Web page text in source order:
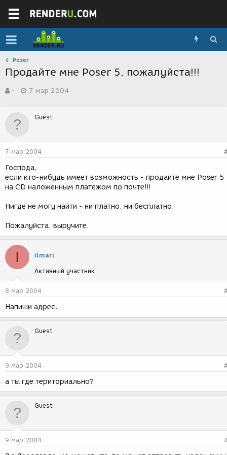
Poser
Продайте мне Poser 5, пожалуйста!!!
в
р
-
а
д
н
и
я
7 мар 2004
Guest
7 мар 2004
Господа,
если кто-нибудь имеет возможность - продайте мне Poser 5
на CD наложенным платежом по почте!!!
Нигде не могу найти - ни платно, ни бесплатно.
Пожалуйста, выручите.
I ilmari
Активный участник
8 мар 2004
Напиши адрес.
Guest
9 мар 2004
а ты где териториально?
Guest
9 мар 2004